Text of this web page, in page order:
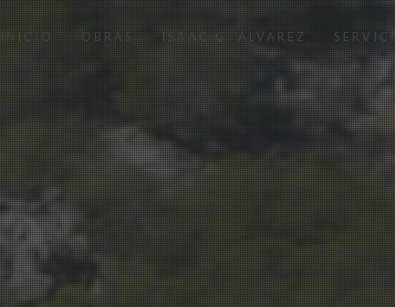
INICIO OBRAS ISAAC G. ÁLVAREZ